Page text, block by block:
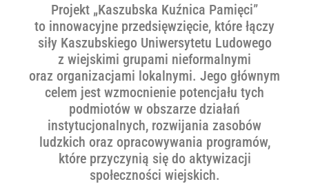
Projekt „Kaszubska Kuźnica Pamięci”
to innowacyjne przedsięwzięcie, które łączy
siły Kaszubskiego Uniwersytetu Ludowego
z wiejskimi grupami nieformalnymi
oraz organizacjami lokalnymi. Jego głównym
celem jest wzmocnienie potencjału tych
podmiotów w obszarze działań
instytucjonalnych, rozwijania zasobów
ludzkich oraz opracowywania programów,
które przyczynią się do aktywizacji
społeczności wiejskich.